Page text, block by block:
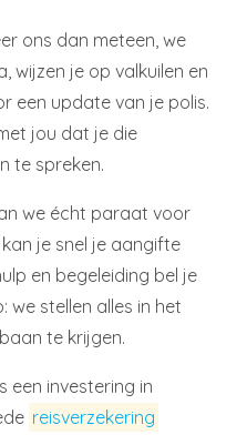
ons dan meteen, we
wijzen je op valkuilen en
een update van je polis.
jou dat je die
te spreken.
we écht paraat voor
je snel je aangifte
en begeleiding bel je
we stellen alles in het
te krijgen.
een investering in
reisverzekering